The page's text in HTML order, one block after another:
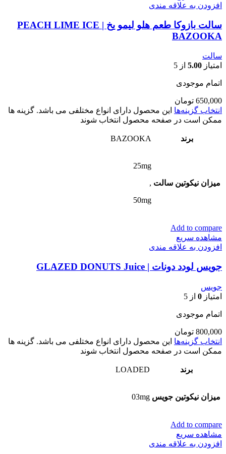
افزودن به علاقه مندی
سالت بازوکا طعم هلو لیمو یخ | PEACH LIME ICE
BAZOOKA
سالت
امتیاز 5.00 از 5
اتمام موجودی
650,000 تومان
انتخاب گزینه‌ها این محصول دارای انواع مختلفی می باشد. گزینه ها
ممکن است در صفحه محصول انتخاب شوند
برند BAZOOKA
میزان نیکوتین سالت
25mg
,
50mg
Add to compare
مشاهده سریع
افزودن به علاقه مندی
جویس لودد دونات | GLAZED DONUTS Juice
جویس
امتیاز 0 از 5
اتمام موجودی
800,000 تومان
انتخاب گزینه‌ها این محصول دارای انواع مختلفی می باشد. گزینه ها
ممکن است در صفحه محصول انتخاب شوند
برند LOADED
میزان نیکوتین جویس 03mg
Add to compare
مشاهده سریع
افزودن به علاقه مندی